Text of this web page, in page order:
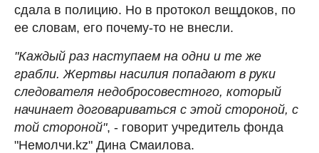
сдала в полицию. Но в протокол вещдоков, по
ее словам, его почему-то не внесли.
"Каждый раз наступаем на одни и те же
грабли. Жертвы насилия попадают в руки
следователя недобросовестного, который
начинает договариваться с этой стороной, с
той стороной", - говорит учредитель фонда
"Немолчи.kz" Дина Смаилова.